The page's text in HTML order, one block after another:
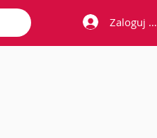
Zaloguj się